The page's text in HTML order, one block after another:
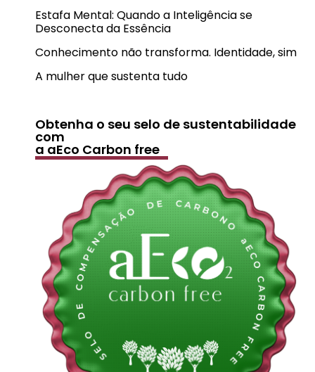
Estafa Mental: Quando a Inteligência se
Desconecta da Essência
Conhecimento não transforma. Identidade, sim
A mulher que sustenta tudo
Obtenha o seu selo de sustentabilidade
com
a aEco Carbon free